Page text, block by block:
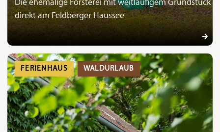
Die ehemalige Försterei mit weitläufigem Grundstück
direkt am Feldberger Haussee
FERIENHAUS WALDURLAUB